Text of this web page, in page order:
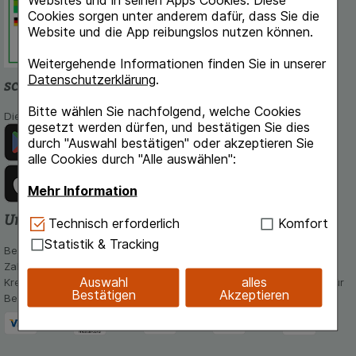
Cookies sorgen unter anderem dafür, dass Sie die
Website und die App reibungslos nutzen können.
Weitergehende Informationen finden Sie in unserer
Datenschutzerklärung.
Bitte wählen Sie nachfolgend, welche Cookies
gesetzt werden dürfen, und bestätigen Sie dies
durch "Auswahl bestätigen" oder akzeptieren Sie
alle Cookies durch "Alle auswählen":
Mehr Information
Technisch Notwendig:Hierbei handelt es sich um
Cookies, die für die Grundfunktionen unserer
Website notwendig sind (z.B. Navigation,
Warenkorb, Kundenkonto), weshalb auf diese nicht
verzichtet werden kann.
Einkaufserlebnis noch ansprechender zu gestalten,
Technisch erforderlich
Komfort
Statistik & Tracking
Auswahl
Bestätigen
alles
Akzeptieren
Deutschen Institut für Medizinische
Dokumentation und Information.
schlossapo.de-App
Die App von schlossapo.de jetzt mit E-Rezept-Scanner
Unsere Zahlungsarten
Bequem und sicher - Wählen Sie aus unseren verschiedenen
Zahlungsmöglichkeiten:
Kreditkarte, PayPal,Vorkasse, iDeal, Bancontact und Rechnung (für
Bestandskunden)